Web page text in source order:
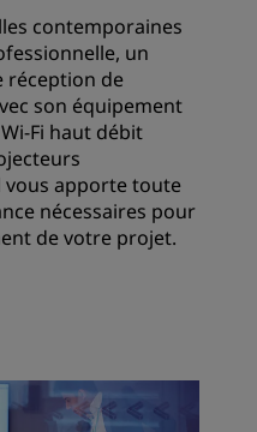
contemporaines
un
réception de
son équipement
Fi haut débit
apporte toute
nécessaires pour
de votre projet.